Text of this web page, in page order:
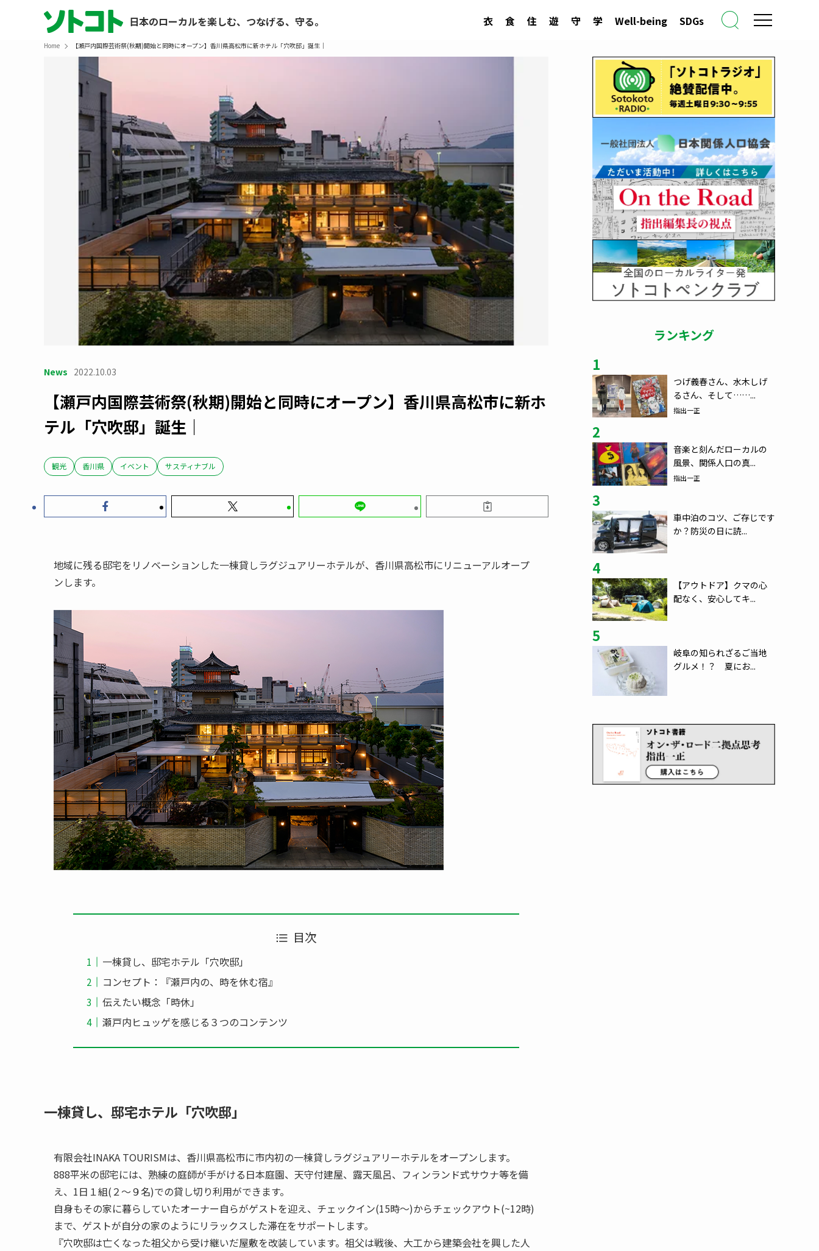
日本のローカルを楽しむ、つなげる、守る。 衣 食 住 遊 守 学 Well-being SDGs
Home 【瀬戸内国際芸術祭(秋期)開始と同時にオープン】香川県高松市に新ホテル「穴吹邸」誕生｜
News 2022.10.03
【瀬戸内国際芸術祭(秋期)開始と同時にオープン】香川県高松市に新ホ
テル「穴吹邸」誕生｜
観光 香川県 イベント サスティナブル
地域に残る邸宅をリノベーションした一棟貸しラグジュアリーホテルが、香川県高松市にリニューアルオープ
ンします。
目次
一棟貸し、邸宅ホテル「穴吹邸」
コンセプト：『瀬戸内の、時を休む宿』
伝えたい概念「時休」
瀬戸内ヒュッゲを感じる３つのコンテンツ
一棟貸し、邸宅ホテル「穴吹邸」
有限会社INAKA TOURISMは、香川県高松市に市内初の一棟貸しラグジュアリーホテルをオープンします。
888平米の邸宅には、熟練の庭師が手がける日本庭園、天守付建屋、露天風呂、フィンランド式サウナ等を備
え、1日１組(２〜９名)での貸し切り利用ができます。
自身もその家に暮らしていたオーナー自らがゲストを迎え、チェックイン(15時～)からチェックアウト(~12時)
まで、ゲストが自分の家のようにリラックスした滞在をサポートします。
『穴吹邸は亡くなった祖父から受け継いだ屋敷を改装しています。祖父は戦後、大工から建築会社を興した人
ランキング
1
つげ義春さん、水木しげ
るさん、そして……...
指出一正
2
音楽と刻んだローカルの
風景、関係人口の真...
指出一正
3
車中泊のコツ、ご存じです
か？防災の日に読...
4
【アウトドア】クマの心
配なく、安心してキ...
5
岐阜の知られざるご当地
グルメ！？ 夏にお...